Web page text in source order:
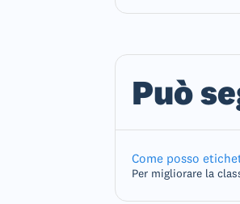
Può
Come posso
Per migliorare la